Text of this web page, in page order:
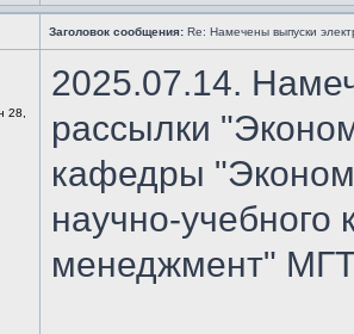
Заголовок сообщения: Re: Намечены выпуски
28,
2025.07.14.
рассылки
кафедры
научно-
менеджмент"